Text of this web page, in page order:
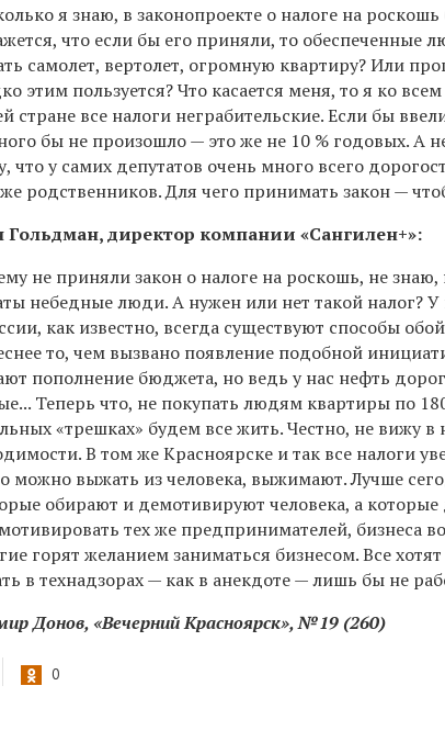
я знаю, в законопроекте о налоге на
что если бы его приняли, то обеспеченные
самолет, вертолет, огромную квартиру? Или
этим пользуется? Что касается меня, то я ко
стране все налоги неграбительские. Если бы
бы не произошло — это же не 10 % годовых. А
что у самих депутатов очень много всего
же родственников. Для чего принимать закон —
Гольдман, директор компании «Сангилен+»:
не приняли закон о налоге на роскошь, не
небедные люди. А нужен или нет такой налог? У
как известно, всегда существуют способы
то, чем вызвано появление подобной
пополнение бюджета, но ведь у нас нефть
Теперь что, не покупать людям квартиры по
«трешках» будем все жить. Честно, не вижу
В том же Красноярске и так все налоги
можно выжать из человека, выжимают. Лучше
обирают и демотивируют человека, а
тех же предпринимателей, бизнеса
горят желанием заниматься бизнесом. Все
в технадзорах — как в анекдоте — лишь бы не
Донов, «Вечерний Красноярск», №19 (260)
0